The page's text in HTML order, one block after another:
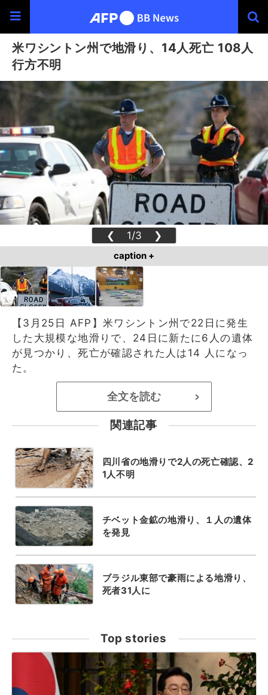
米ワシントン州で地滑り、14人死亡 108人
行方不明
❮ 1/3 ❯
caption +
【3月25日 AFP】米ワシントン州で22日に発生
した大規模な地滑りで、24日に新たに6人の遺体
が見つかり、死亡が確認された人は14 人になっ
た。
全文を読む >
関連記事
四川省の地滑りで2人の死亡確認、2
1人不明
チベット金鉱の地滑り、１人の遺体
を発見
ブラジル東部で豪雨による地滑り、
死者31人に
Top stories